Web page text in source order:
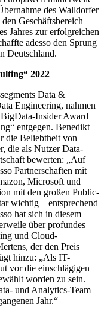
des Walldorfer
Geschäftsbereich
Jahres zur erfolgreichen
adesso den Sprung
Deutschland.
2022
Data &
Engineering, nahmen
Insider Award
entgegen. Benedikt
die Beliebtheit von
die als Nutzer Data-
bewerten: „Auf
Partnerschaften mit
Microsoft und
mit den großen Public-
wichtig – entsprechend
hat sich in diesem
über profundes
und Cloud-
der den Preis
hinzu: „Als IT-
vor die einschlägigen
worden zu sein.
und Analytics-Team –
Jahr.“